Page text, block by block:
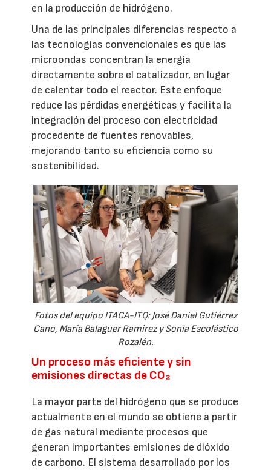
en la producción de hidrógeno.
Una de las principales diferencias respecto a
las tecnologías convencionales es que las
microondas concentran la energía
directamente sobre el catalizador, en lugar
de calentar todo el reactor. Este enfoque
reduce las pérdidas energéticas y facilita la
integración del proceso con electricidad
procedente de fuentes renovables,
mejorando tanto su eficiencia como su
sostenibilidad.
Fotos del equipo ITACA-ITQ: José Daniel Gutiérrez
Cano, María Balaguer Ramirez y Sonia Escolástico
Rozalén.
Un proceso más eficiente y sin
emisiones directas de CO₂
La mayor parte del hidrógeno que se produce
actualmente en el mundo se obtiene a partir
de gas natural mediante procesos que
generan importantes emisiones de dióxido
de carbono. El sistema desarrollado por los